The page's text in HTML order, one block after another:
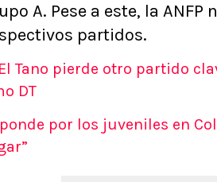
A. Pese a este, la ANFP
partidos.
Tano pierde otro partido
DT
por los juveniles en